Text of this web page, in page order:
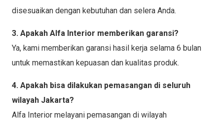
disesuaikan dengan kebutuhan dan selera Anda.
3. Apakah Alfa Interior memberikan garansi?
Ya, kami memberikan garansi hasil kerja selama 6 bulan
untuk memastikan kepuasan dan kualitas produk.
4. Apakah bisa dilakukan pemasangan di seluruh
wilayah Jakarta?
Alfa Interior melayani pemasangan di wilayah